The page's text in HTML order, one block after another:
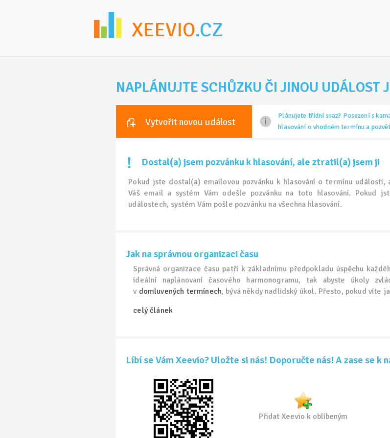
XEEVIO.CZ
NAPLÁNUJTE SCHŮZKU ČI JINOU UDÁLOST
Vytvořit novou událost
Plánujete třídní sraz? Posezení s
hlasování o vhodném termínu a
Dostal(a) jsem pozvánku k hlasování, ale ztratil(a) jsem ji
Pokud jste dostal(a) emailovou pozvánku k hlasování o termínu události,
Váš email a systém Vám odešle pozvánku na toto hlasování. Pokud
událostech, systém Vám pošle pozvánku na všechna hlasování.
Jak na správnou organizaci času
Správná organizace času patří k základnímu předpokladu úspěchu
ideální naplánovaní časového harmonogramu, tak abyste úkoly
v domluvených termínech, bývá někdy nadlidský úkol. Přesto, pokud víte
celý článek
Líbí se Vám Xeevio? Uložte si nás! Doporučte nás! A zase se k
Přidat Xeevio k oblíbeným